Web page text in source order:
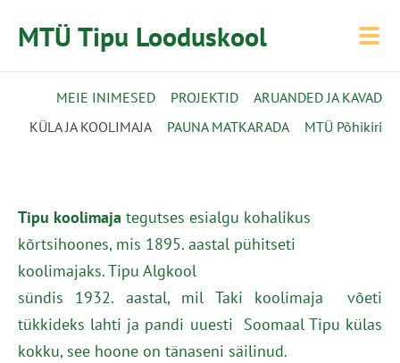
MTÜ Tipu Looduskool
MEIE INIMESED PROJEKTID
ARUANDED JA KAVAD
KÜLA JA KOOLIMAJA
PAUNA MATKARADA MTÜ Põhikiri
Tipu koolimaja tegutses esialgu kohalikus
kõrtsihoones, mis 1895. aastal pühitseti
koolimajaks. Tipu Algkool
sündis 1932. aastal, mil Taki koolimaja võeti
tükkideks lahti ja pandi uuesti Soomaal Tipu külas
kokku, see hoone on tänaseni säilinud.